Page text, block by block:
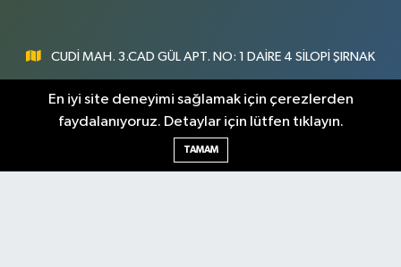
CUDİ MAH. 3.CAD GÜL APT. NO: 1 DAİRE 4 SİLOPİ ŞIRNAK
0547 300 73 73
[email protected]
En iyi site deneyimi sağlamak için çerezlerden
faydalanıyoruz. Detaylar için lütfen tıklayın.
TAMAM